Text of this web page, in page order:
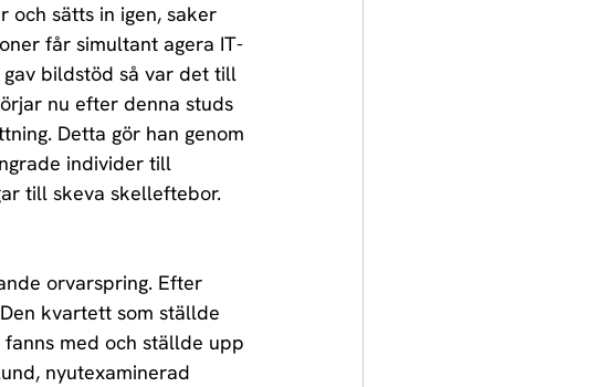
sätts in igen, saker
får simultant agera IT-
bildstöd så var det till
nu efter denna studs
Detta gör han genom
individer till
till skeva skelleftebor.
orvarspring. Efter
kvartett som ställde
med och ställde upp
nyutexaminerad